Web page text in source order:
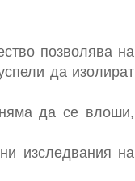
позволява на
да изолират
да се влоши,
изследвания на